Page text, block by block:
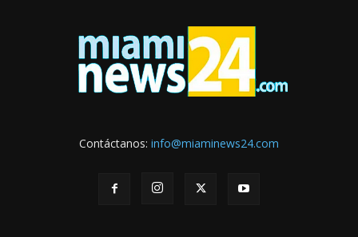
Contáctanos: info@miaminews24.com